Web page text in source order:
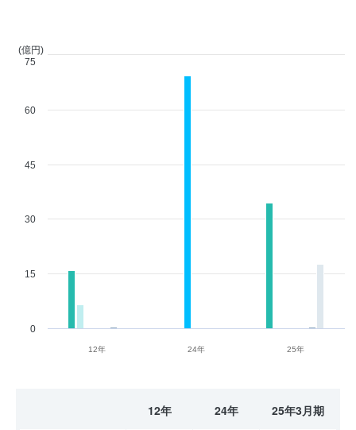
12年 24年 25年
0
15
30
45
60
(億円)
75
12年 24年 25年3月期